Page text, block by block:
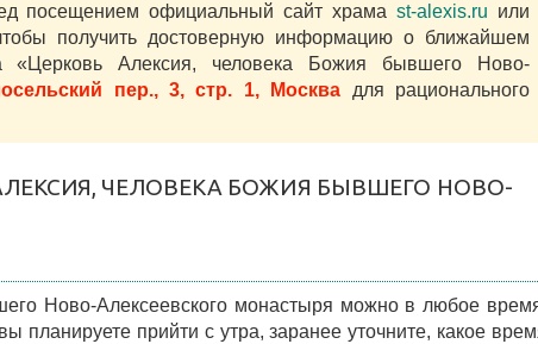
посещением официальный сайт храмаst-alexis.ru или
получить достоверную информацию о ближайшем
«Церковь Алексия, человека Божия бывшего Ново-
пер., 3, стр. 1, Москва для рационального
ЧЕЛОВЕКА БОЖИЯ БЫВШЕГО НОВО-
Ново-Алексеевского монастыря можно в любое
планируете прийти с утра, заранее уточните, какое